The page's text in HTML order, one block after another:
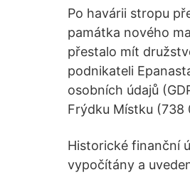
Po havárii stropu
památka nového
přestalo mít
podnikateli
osobních údajů
Frýdku Místku (738
Historické finanční
vypočítány a